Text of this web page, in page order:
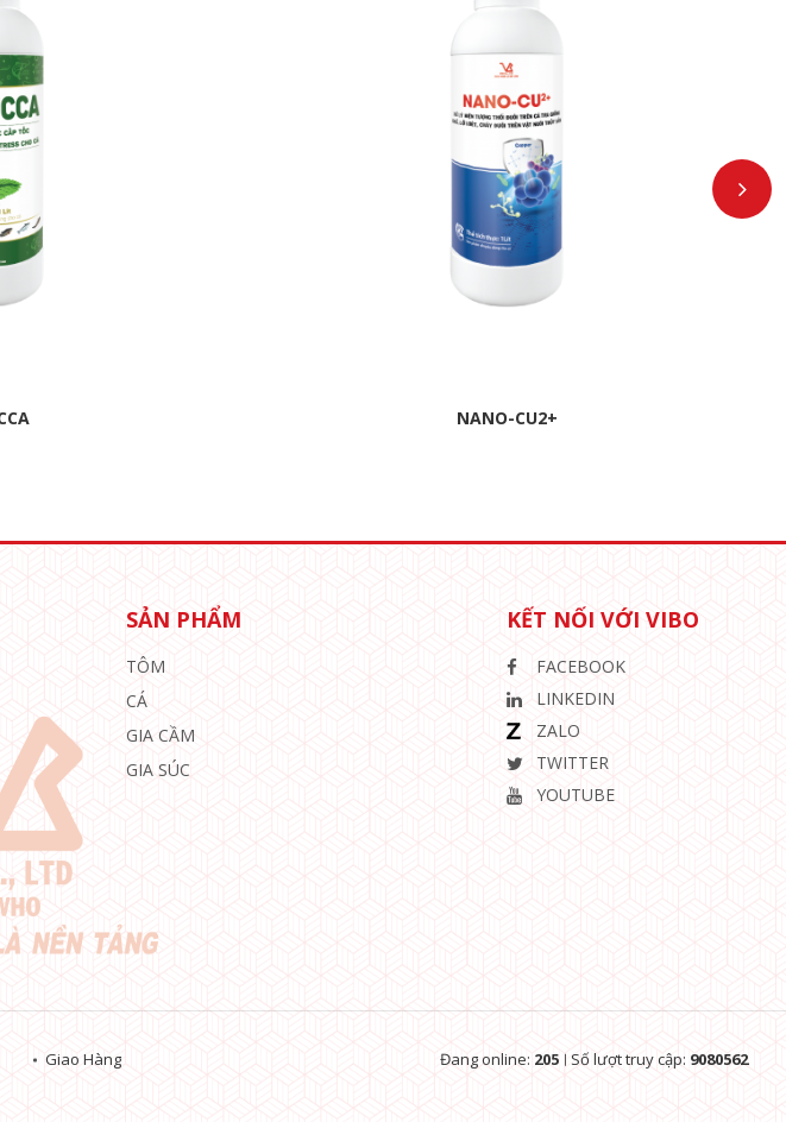
NANO-CU2+
SẢN PHẨM
TÔM
CÁ
GIA CẦM
GIA SÚC
KẾT NỐI VỚI VIBO
FACEBOOK
LINKEDIN
ZALO
TWITTER
YOUTUBE
Giao Hàng Đang online: 205 Số lượt truy cập: 9080562